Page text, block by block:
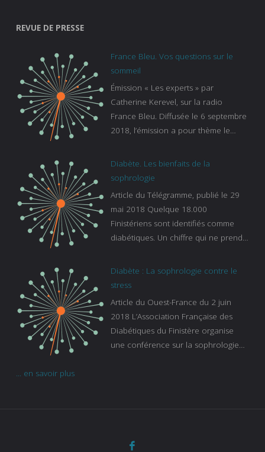
REVUE DE PRESSE
France Bleu. Vos questions sur le
sommeil
Émission « Les experts » par
Catherine Kerevel, sur la radio
France Bleu. Diffusée le 6 septembre
2018, l’émission a pour thème le
bleu :
https://www.francebleu.fr/emissions/l
sur-le-sommeil
Diabète. Les bienfaits de la
sophrologie
Article du Télégramme, publié le 29
mai 2018 Quelque 18.000
Finistériens sont identifiés comme
diabétiques. Un chiffre qui ne prend
s’ignorent. « C’est une pathologie qui
continue à augmenter, souligne
de la Caisse primaire d’assurance-
maladie. C’est aussi une pathologie
qui peut être handicapante et coûte
cher quand on sait que 37 % des
Diabète : La sophrologie contre le
stress
Article du Ouest-France du 2 juin
2018 L’Association Française des
Diabétiques du Finistère organise
une conférence sur la sophrologie
... en savoir plus